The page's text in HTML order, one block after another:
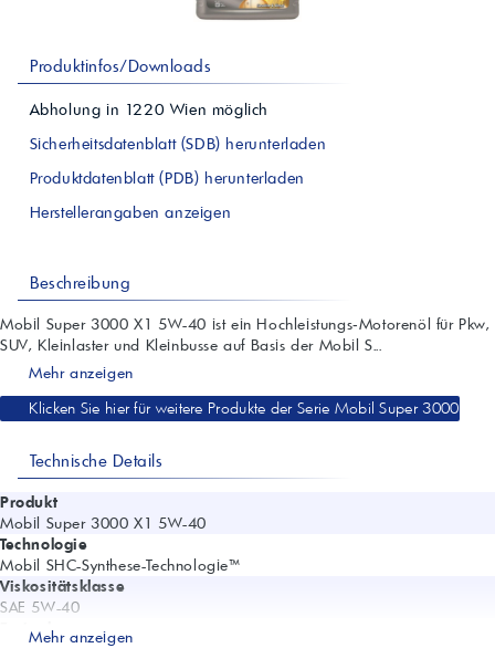
Produktinfos/Downloads
Abholung in 1220 Wien möglich
Sicherheitsdatenblatt (SDB) herunterladen
Produktdatenblatt (PDB) herunterladen
Herstellerangaben anzeigen
Beschreibung
Mobil Super 3000 X1 5W-40 ist ein Hochleistungs‑Motorenöl für Pkw,
SUV, Kleinlaster und Kleinbusse auf Basis der Mobil S...
Mehr anzeigen
Klicken Sie hier für weitere Produkte der Serie Mobil Super 3000
Technische Details
Produkt
Mobil Super 3000 X1 5W-40
Technologie
Mobil SHC-Synthese-Technologie™
Viskositätsklasse
SAE 5W-40
Freigaben
Porsche A40; PSA B71 2296; Renault RN0700; Renault RN0710; VW
Mehr anzeigen